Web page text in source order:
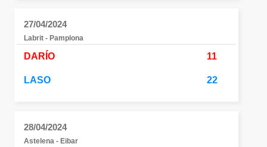
27/04/2024
Labrit - Pamplona
DARÍO 11
LASO 22
28/04/2024
Astelena - Eibar